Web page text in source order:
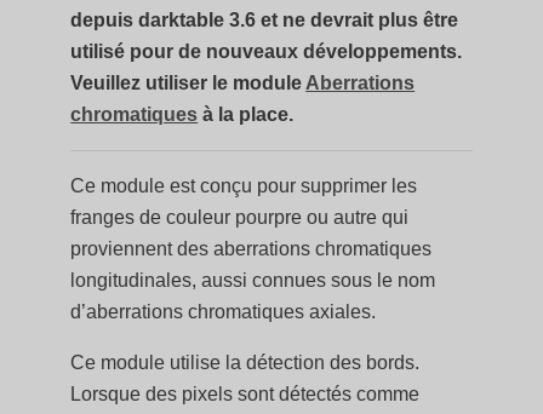
depuis darktable 3.6 et ne devrait plus être
utilisé pour de nouveaux développements.
Veuillez utiliser le module Aberrations
chromatiques à la place.
Ce module est conçu pour supprimer les
franges de couleur pourpre ou autre qui
proviennent des aberrations chromatiques
longitudinales, aussi connues sous le nom
d’aberrations chromatiques axiales.
Ce module utilise la détection des bords.
Lorsque des pixels sont détectés comme